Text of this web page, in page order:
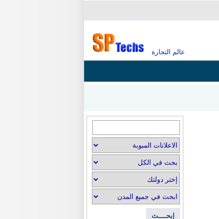
عالم التجارة
إبحــــث